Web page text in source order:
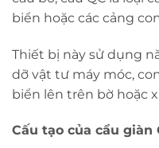
biển hoặc các cảng
Thiết bị này sử dụng
dỡ vật tư máy móc,
biển lên trên bờ hoặc
Cấu tạo của cẩu giàn